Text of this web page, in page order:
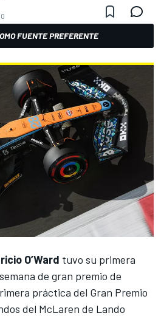
FUENTE PREFERENTE
O’Ward tuvo su primera
de gran premio de
práctica del Gran Premio
del McLaren de Lando